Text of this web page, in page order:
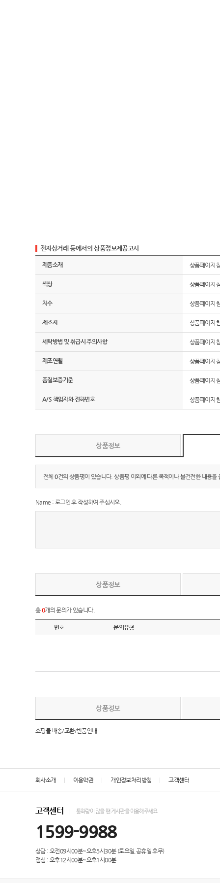
전자상거래 등에서의 상품정보제공고시
제품소재 상품페이지
색상 상품페이지
치수 상품페이지
제조자 상품페이지
세탁방법 및 취급시 주의사항 상품페이지
제조연월 상품페이지
품질보증기준 상품페이지
A/S 책임자와 전화번호 상품페이지
상품정보
전체0건의 상품평이 있습니다. 상품평 이외에 다른 목적이나 불건전한 내용을
Name : 로그인 후 작성하여 주십시오.
상품정보
총0개의 문의가 있습니다.
번호 문의유형
상품정보
쇼핑몰 배송/교환/반품안내
회사소개 이용약관 개인정보처리방침 고객센터
고객센터 통화량이 많을 땐 게시판을 이용해주세요
1599-9988
상담 : 오전09시00분~오후5시30분 (토요일,공휴일 휴무)
점심 : 오후12시00분~오후1시00분